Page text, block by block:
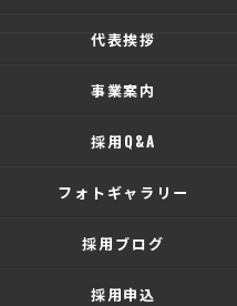
代表挨拶
事業案内
採用Q&A
フォトギャラリー
採用ブログ
採用申込